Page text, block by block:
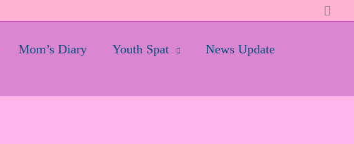
Mom’s Diary Youth Spat
News Update